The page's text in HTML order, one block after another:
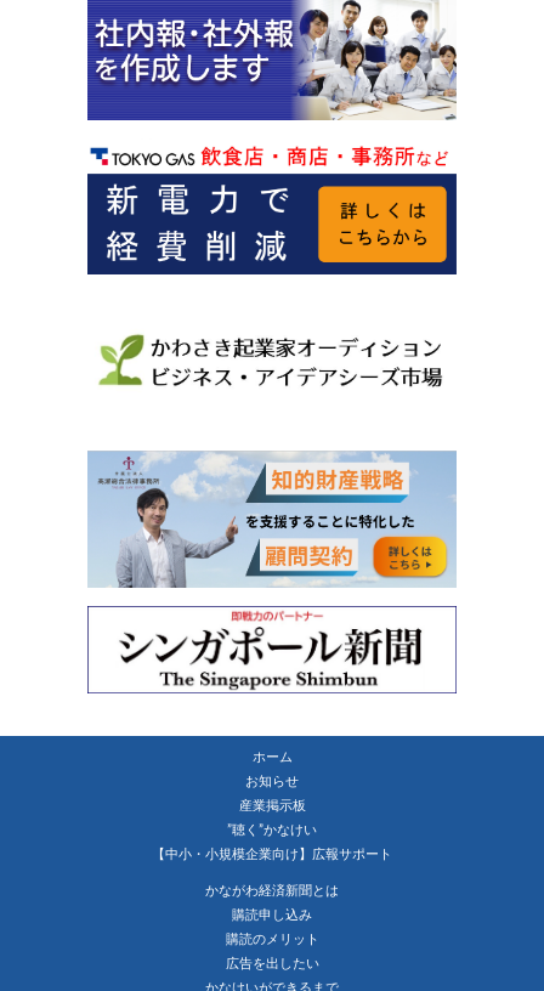
ホーム
お知らせ
産業掲示板
”聴く”かなけい
【中小・小規模企業向け】広報サポート
かながわ経済新聞とは
購読申し込み
購読のメリット
広告を出したい